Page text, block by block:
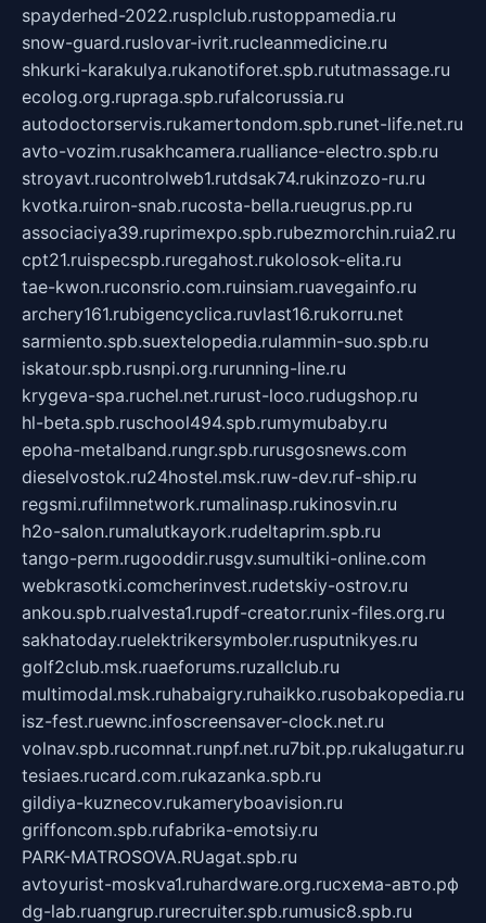
spayderhed-2022.rusplclub.rustoppamedia.ru
snow-guard.ruslovar-ivrit.rucleanmedicine.ru
shkurki-karakulya.rukanotiforet.spb.rututmassage.ru
ecolog.org.rupraga.spb.rufalcorussia.ru
autodoctorservis.rukamertondom.spb.runet-life.net.ru
avto-vozim.rusakhcamera.rualliance-electro.spb.ru
stroyavt.rucontrolweb1.rutdsak74.rukinzozo-ru.ru
kvotka.ruiron-snab.rucosta-bella.rueugrus.pp.ru
associaciya39.ruprimexpo.spb.rubezmorchin.ruia2.ru
cpt21.ruispecspb.ruregahost.rukolosok-elita.ru
tae-kwon.ruconsrio.com.ruinsiam.ruavegainfo.ru
archery161.rubigencyclica.ruvlast16.rukorru.net
sarmiento.spb.suextelopedia.rulammin-suo.spb.ru
iskatour.spb.rusnpi.org.rurunning-line.ru
krygeva-spa.ruchel.net.rurust-loco.rudugshop.ru
hl-beta.spb.ruschool494.spb.rumymubaby.ru
epoha-metalband.rungr.spb.rurusgosnews.com
dieselvostok.ru24hostel.msk.ruw-dev.ruf-ship.ru
regsmi.rufilmnetwork.rumalinasp.rukinosvin.ru
h2o-salon.rumalutkayork.rudeltaprim.spb.ru
tango-perm.rugooddir.rusgv.sumultiki-online.com
webkrasotki.comcherinvest.rudetskiy-ostrov.ru
ankou.spb.rualvesta1.rupdf-creator.runix-files.org.ru
sakhatoday.ruelektrikersymboler.rusputnikyes.ru
golf2club.msk.ruaeforums.ruzallclub.ru
multimodal.msk.ruhabaigry.ruhaikko.rusobakopedia.ru
isz-fest.ruewnc.infoscreensaver-clock.net.ru
volnav.spb.rucomnat.runpf.net.ru7bit.pp.rukalugatur.ru
tesiaes.rucard.com.rukazanka.spb.ru
gildiya-kuznecov.rukameryboavision.ru
griffoncom.spb.rufabrika-emotsiy.ru
PARK-MATROSOVA.RUagat.spb.ru
avtoyurist-moskva1.ruhardware.org.ruсхема-авто.рф
dg-lab.ruangrup.rurecruiter.spb.rumusic8.spb.ru